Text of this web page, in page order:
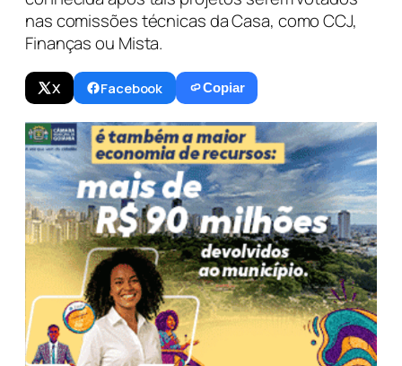
X Facebook Copiar
nas comissões técnicas da Casa, como CCJ,
Finanças ou Mista.